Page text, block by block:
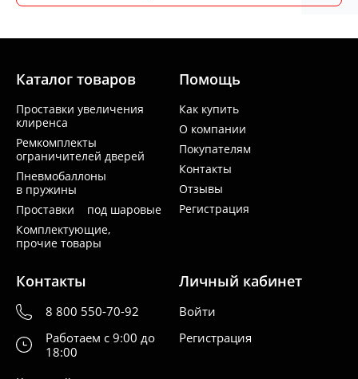
Каталог товаров
Проставки увеличения
клиренса
Ремкомплекты
ограничителей дверей
Пневмобаллоны
в пружины
Проставки под шаровые
Комплектующие,
прочие товары
Помощь
Как купить
О компании
Покупателям
Контакты
Отзывы
Регистрация
Контакты
8 800 550-70-92
Работаем с 9:00 до
18:00
Личный кабинет
Войти
Регистрация